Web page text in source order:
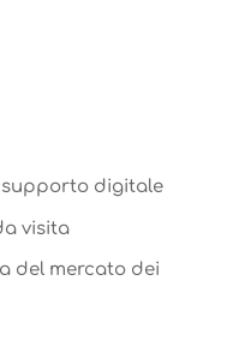
supporto digitale
visita
del mercato dei